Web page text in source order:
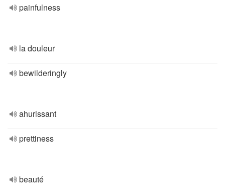
painfulness
la douleur
bewilderingly
ahurissant
prettiness
beauté